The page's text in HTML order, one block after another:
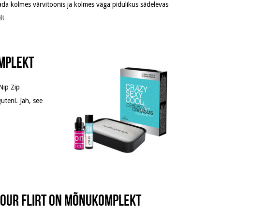
kolmes värvitoonis ja kolmes väga pidulikus sädelevas
Zip
Jah, see
Our Flirt on mõnukomplekt